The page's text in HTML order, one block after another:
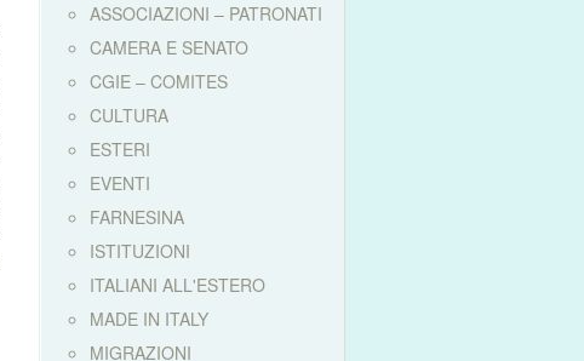
ASSOCIAZIONI – PATRONATI
CAMERA E SENATO
CGIE – COMITES
CULTURA
ESTERI
EVENTI
FARNESINA
ISTITUZIONI
ITALIANI ALL'ESTERO
MADE IN ITALY
MIGRAZIONI